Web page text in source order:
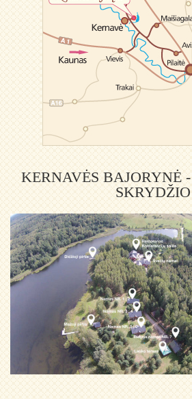
KERNAVĖS BAJORYNĖ
SKRYDŽIO